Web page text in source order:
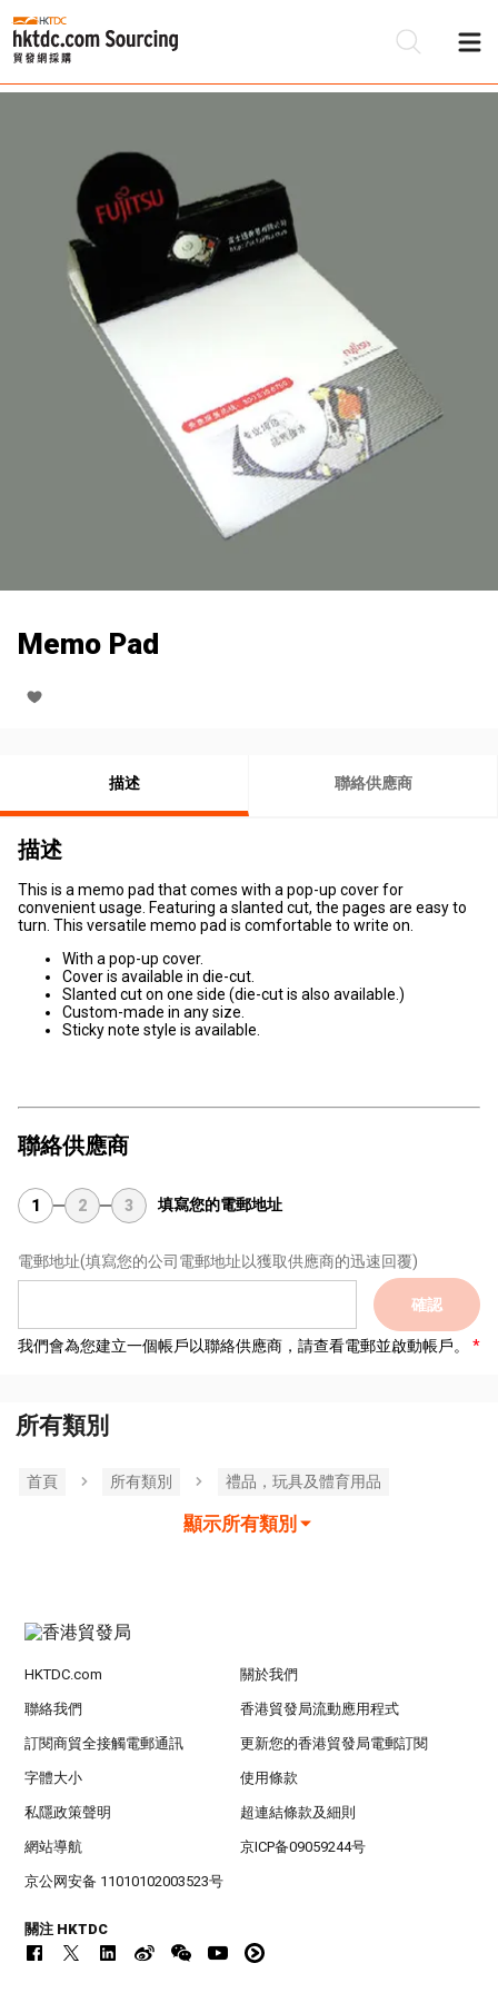
Memo Pad
描述 聯絡供應商
描述
This is a memo pad that comes with a pop-up cover for
convenient usage. Featuring a slanted cut, the pages are easy to
turn. This versatile memo pad is comfortable to write on.
With a pop-up cover.
Cover is available in die-cut.
Slanted cut on one side (die-cut is also available.)
Custom-made in any size.
Sticky note style is available.
聯絡供應商
1 2 3 填寫您的電郵地址
電郵地址(填寫您的公司電郵地址以獲取供應商的迅速回覆)
確認
我們會為您建立一個帳戶以聯絡供應商，請查看電郵並啟動帳戶。
所有類別
首頁 所有類別 禮品，玩具及體育用品
顯示所有類別
HKTDC.com 關於我們
聯絡我們 香港貿發局流動應用程式
訂閱商貿全接觸電郵通訊 更新您的香港貿發局電郵訂閱
字體大小 使用條款
私隱政策聲明 超連結條款及細則
網站導航 京ICP备09059244号
京公网安备 11010102003523号
關注 HKTDC